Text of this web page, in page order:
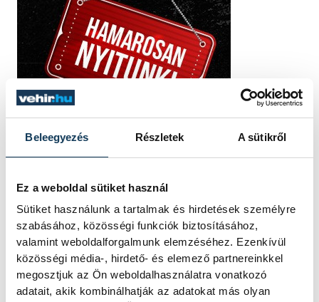
Beleegyezés Részletek A sütikről
Ez a weboldal sütiket használ
Sütiket használunk a tartalmak és hirdetések személyre
szabásához, közösségi funkciók biztosításához,
valamint weboldalforgalmunk elemzéséhez. Ezenkívül
közösségi média-, hirdető- és elemező partnereinkkel
megosztjuk az Ön weboldalhasználatra vonatkozó
adatait, akik kombinálhatják az adatokat más olyan